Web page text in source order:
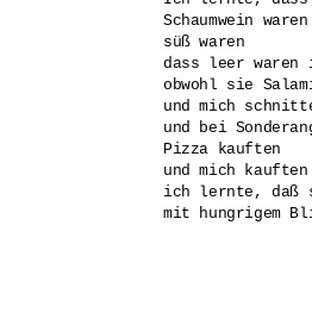
Schaumwein waren
süß waren
dass leer waren
obwohl sie
und mich
und bei
Pizza kauften
und mich kauften
ich lernte, daß
mit hungrigem